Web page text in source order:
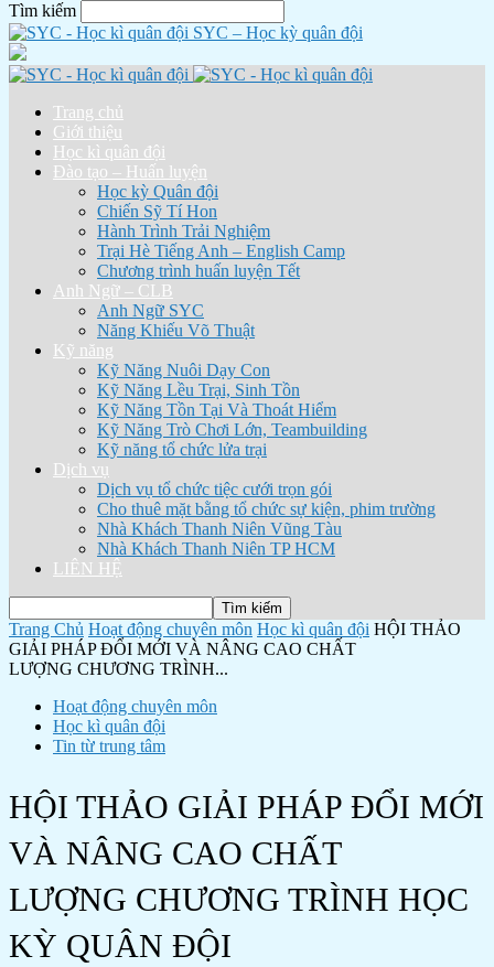
Tìm kiếm
SYC – Học kỳ quân đội
Trang chủ
Giới thiệu
Học kì quân đội
Đào tạo – Huấn luyện
Học kỳ Quân đội
Chiến Sỹ Tí Hon
Hành Trình Trải Nghiệm
Trại Hè Tiếng Anh – English Camp
Chương trình huấn luyện Tết
Anh Ngữ – CLB
Anh Ngữ SYC
Năng Khiếu Võ Thuật
Kỹ năng
Kỹ Năng Nuôi Dạy Con
Kỹ Năng Lều Trại, Sinh Tồn
Kỹ Năng Tồn Tại Và Thoát Hiểm
Kỹ Năng Trò Chơi Lớn, Teambuilding
Kỹ năng tổ chức lửa trại
Dịch vụ
Dịch vụ tổ chức tiệc cưới trọn gói
Cho thuê mặt bằng tổ chức sự kiện, phim trường
Nhà Khách Thanh Niên Vũng Tàu
Nhà Khách Thanh Niên TP HCM
LIÊN HỆ
Trang Chủ Hoạt động chuyên môn Học kì quân đội HỘI THẢO
GIẢI PHÁP ĐỔI MỚI VÀ NÂNG CAO CHẤT
LƯỢNG CHƯƠNG TRÌNH...
Hoạt động chuyên môn
Học kì quân đội
Tin từ trung tâm
HỘI THẢO GIẢI PHÁP ĐỔI MỚI
VÀ NÂNG CAO CHẤT
LƯỢNG CHƯƠNG TRÌNH HỌC
KỲ QUÂN ĐỘI